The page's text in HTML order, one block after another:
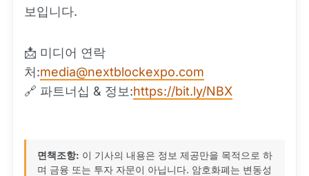
보입니다.
📩 미디어 연락
처:media@nextblockexpo.com
🔗 파트너십 & 정보:https://bit.ly/NBX
면책조항: 이 기사의 내용은 정보 제공만을 목적으로 하
며 금융 또는 투자 자문이 아닙니다. 암호화폐는 변동성